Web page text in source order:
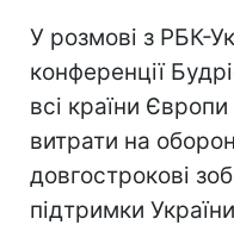
У розмові з РБК-
конференції
всі країни
витрати на
довгострокові
підтримки